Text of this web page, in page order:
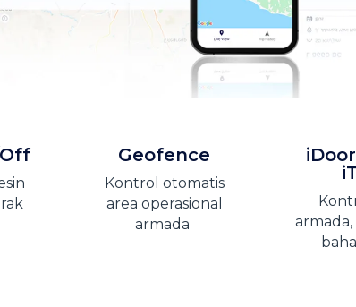
Geofence
Kontrol otomatis
area operasional
armada